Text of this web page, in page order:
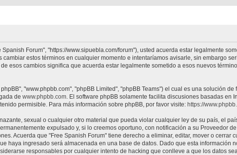
Forum", "https://www.sipuebla.com/forum"), usted acuerda estar legalmente
estos términos en cualquier momento e intentaríamos avisarle, sin embargo
esos cambios significa que acuerda estar legalmente sometido a esos nuevos
"www.phpbb.com", "phpBB Limited", "phpBB Teams") el cual es una solución de
de www.phpbb.com . El software phpBB solamente facilita discusiones basadas en
permisible. Para más información sobre phpBB, por favor visite: https://
sexual o cualquier otro material que pueda violar cualquier ley de su país, el
expulsado y, si lo creemos oportuno, con notificación a su Proveedor
Acuerda que "Free Spanish Forum" tiene derecho a eliminar, editar, mover o cerrar
haya ingresado será almacenada en una base de datos. Dado que esta información
responsables por cualquier intento de hacking que conlleve a que los datos